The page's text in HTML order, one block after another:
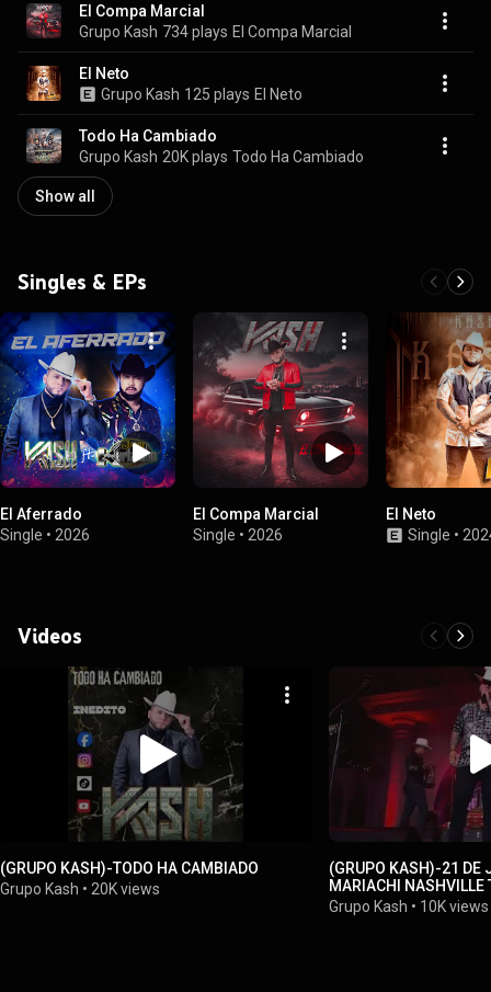
El Compa Marcial
Grupo Kash 734 plays El Compa Marcial
El Neto
Grupo Kash 125 plays El Neto
Todo Ha Cambiado
Grupo Kash 20K plays Todo Ha Cambiado
Show all
Singles & EPs
El Aferrado
Single • 2026
El Compa Marcial
Single • 2026
El Neto
Single •
Videos
(GRUPO KASH)-TODO HA CAMBIADO
Grupo Kash • 20K views
(GRUPO KASH)-21 DE
MARIACHI NASHVILLE
Grupo Kash • 10K views